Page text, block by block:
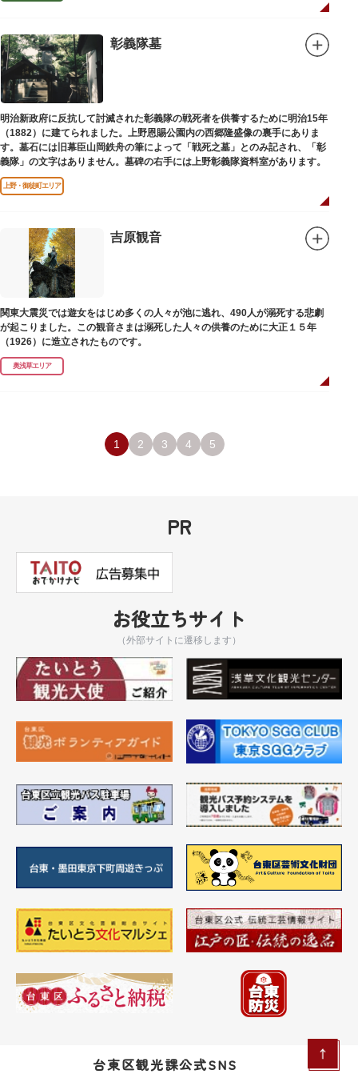
彰義隊墓
明治新政府に反抗して討滅された彰義隊の戦死者を供養するために明治15年
（1882）に建てられました。上野恩賜公園内の西郷隆盛像の裏手にありま
す。墓石には旧幕臣山岡鉄舟の筆によって「戦死之墓」とのみ記され、「彰
義隊」の文字はありません。墓碑の右手には上野彰義隊資料室があります。
上野・御徒町エリア
吉原観音
関東大震災では遊女をはじめ多くの人々が池に逃れ、490人が溺死する悲劇
が起こりました。この観音さまは溺死した人々の供養のために大正１５年
（1926）に造立されたものです。
奥浅草エリア
1 2 3 4 5
PR
お役立ちサイト
（外部サイトに遷移します）
台東区観光課公式SNS